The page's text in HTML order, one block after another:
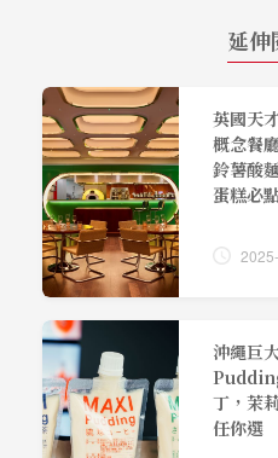
延伸
英國天
概念餐
鈴薯酸
蛋糕必
沖繩巨
丁，茉
任你選